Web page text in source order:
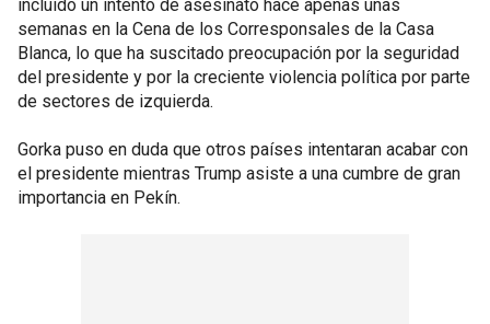
incluido un intento de asesinato hace apenas unas
semanas en la Cena de los Corresponsales de la Casa
Blanca, lo que ha suscitado preocupación por la seguridad
del presidente y por la creciente violencia política por parte
de sectores de izquierda.
Gorka puso en duda que otros países intentaran acabar con
el presidente mientras Trump asiste a una cumbre de gran
importancia en Pekín.